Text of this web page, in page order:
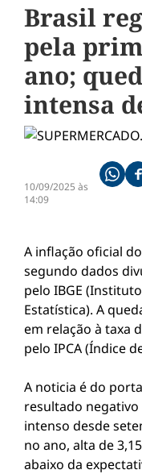
Brasil
pela
ano;
intensa
10/09/2025 às
14:09
A inflação oficial
segundo dados
pelo IBGE
Estatística). A
em relação à taxa
pelo IPCA (Índice
A noticia é do
resultado negativo
intenso desde
no ano, alta de
abaixo da